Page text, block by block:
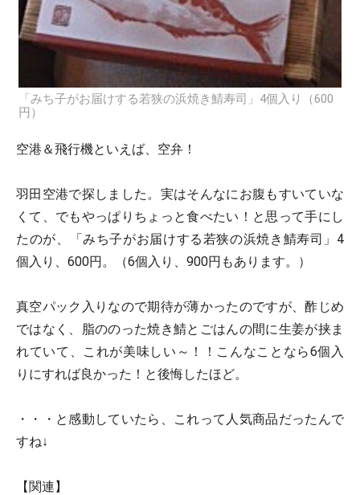
「みち子がお届けする若狭の浜焼き鯖寿司」4個入り（600
円）
空港＆飛行機といえば、空弁！
羽田空港で探しました。実はそんなにお腹もすいていな
くて、でもやっぱりちょっと食べたい！と思って手にし
たのが、「みち子がお届けする若狭の浜焼き鯖寿司」4
個入り、600円。（6個入り、900円もあります。）
真空パック入りなので期待が薄かったのですが、酢じめ
ではなく、脂ののった焼き鯖とごはんの間に生姜が挟ま
れていて、これが美味しい～！！こんなことなら6個入
りにすれば良かった！と後悔したほど。
・・・と感動していたら、これって人気商品だったんで
すね↓
【関連】